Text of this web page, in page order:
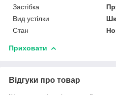
Застібка
Вид устілки
Стан
Приховати
Відгуки про товар